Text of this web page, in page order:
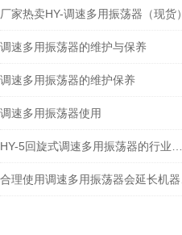
厂家热卖HY-调速多用振荡器（现货）
调速多用振荡器的维护与保养
调速多用振荡器的维护保养
调速多用振荡器使用